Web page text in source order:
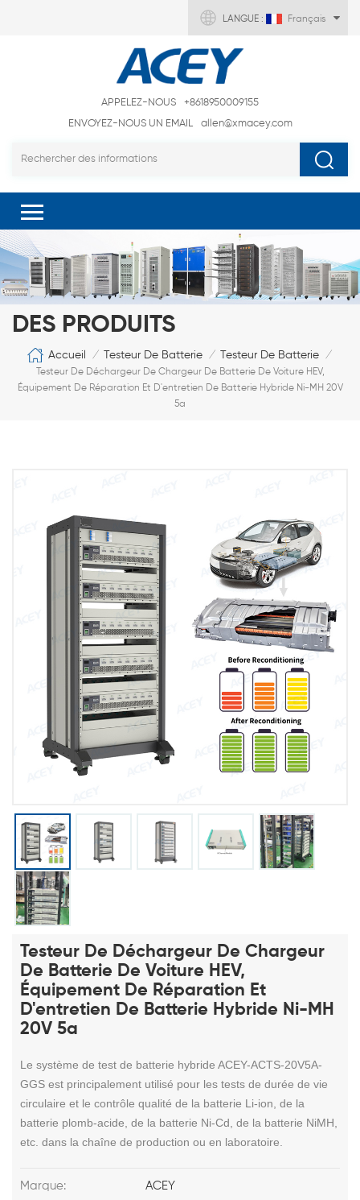
LANGUE : Français
APPELEZ-NOUS
+8618950009155
ENVOYEZ-NOUS UN EMAIL
allen@xmacey.com
DES PRODUITS
Accueil / Testeur De Batterie / Testeur De Batterie
/
Testeur De Déchargeur De Chargeur De Batterie De Voiture HEV,
Équipement De Réparation Et D'entretien De Batterie Hybride Ni-MH 20V
5a
Testeur De Déchargeur De Chargeur
De Batterie De Voiture HEV,
Équipement De Réparation Et
D'entretien De Batterie Hybride Ni-MH
20V 5a
Le système de test de batterie hybride ACEY-ACTS-20V5A-
GGS est principalement utilisé pour les tests de durée de vie
circulaire et le contrôle qualité de la batterie Li-ion, de la
batterie plomb-acide, de la batterie Ni-Cd, de la batterie NiMH,
etc. dans la chaîne de production ou en laboratoire.
Marque: ACEY